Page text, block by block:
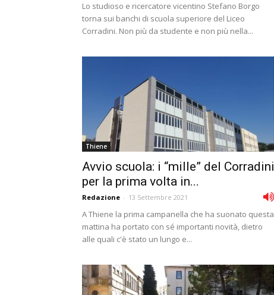
Lo studioso e ricercatore vicentino Stefano Borgo
torna sui banchi di scuola superiore del Liceo
Corradini. Non più da studente e non più nella...
Thiene
Avvio scuola: i “mille” del Corradini
per la prima volta in...
Redazione - 13 Settembre 2021
A Thiene la prima campanella che ha suonato questa
mattina ha portato con sé importanti novità, dietro
alle quali c'è stato un lungo e...